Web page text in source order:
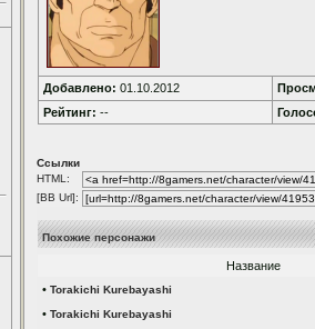
Добавлено: 01.10.2012
Рейтинг: --
Ссылки
HTML:
[BB Url]:
Похожие персонажи
Название
• Torakichi Kurebayashi
• Torakichi Kurebayashi